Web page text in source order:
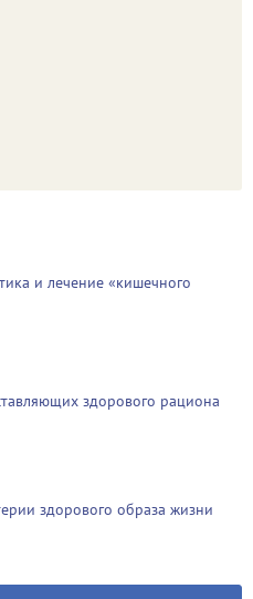
и лечение «кишечного
здорового рациона
здорового образа жизни